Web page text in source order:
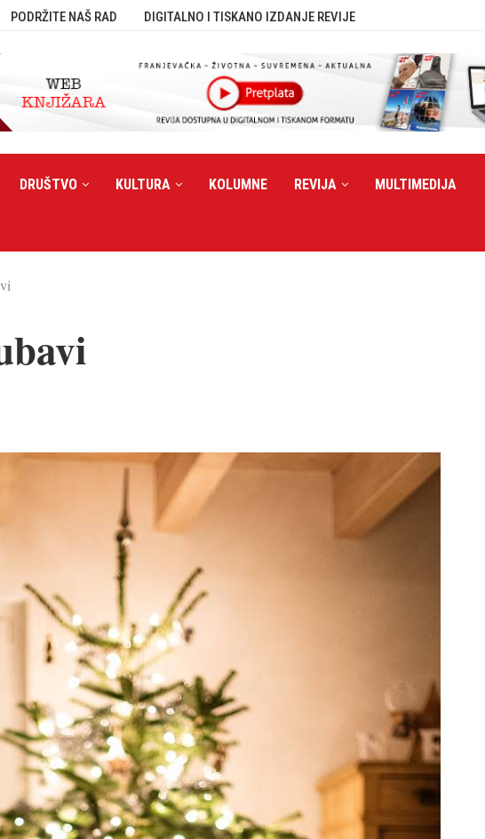
PODRŽITE NAŠ RAD DIGITALNO I TISKANO IZDANJE REVIJE
DRUŠTVO KULTURA KOLUMNE REVIJA MULTIMEDIJA